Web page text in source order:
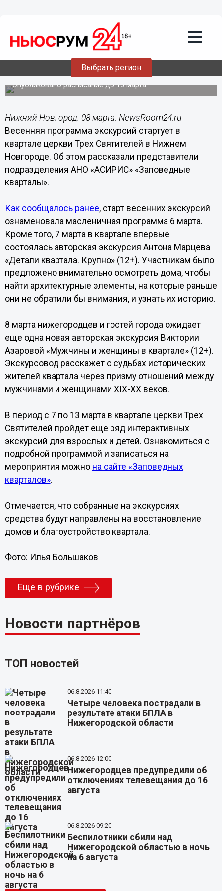
Выбрать регион
Весенняя программа экскурсий
стартует в квартале церкви Трех
Опубликовано расписание до 13 марта.
Нижний Новгород. 08 марта. NewsRoom24.ru -
Весенняя программа экскурсий стартует в
квартале церкви Трех Святителей в Нижнем
Новгороде. Об этом рассказали представители
подразделения АНО «АСИРИС» «Заповедные
кварталы».
Как сообщалось ранее, старт весенних экскурсий
ознаменовала масленичная программа 6 марта.
Кроме того, 7 марта в квартале впервые
состоялась авторская экскурсия Антона Марцева
«Детали квартала. Крупно» (12+). Участникам было
предложено внимательно осмотреть дома, чтобы
найти архитектурные элементы, на которые раньше
они не обратили бы внимания, и узнать их историю.
8 марта нижегородцев и гостей города ожидает
еще одна новая авторская экскурсия Виктории
Азаровой «Мужчины и женщины в квартале» (12+).
Экскурсовод расскажет о судьбах исторических
жителей квартала через призму отношений между
мужчинами и женщинами XIX-XX веков.
В период с 7 по 13 марта в квартале церкви Трех
Святителей пройдет еще ряд интерактивных
экскурсий для взрослых и детей. Ознакомиться с
подробной программой и записаться на
мероприятия можно на сайте «Заповедных
кварталов».
Отмечается, что собранные на экскурсиях
средства будут направлены на восстановление
домов и благоустройство квартала.
Фото: Илья Большаков
Еще в рубрике
Новости партнёров
ТОП новостей
06.8.2026 11:40
Четыре человека пострадали в
результате атаки БПЛА в
Нижегородской области
06.8.2026 12:00
Нижегородцев предупредили об
отключениях телевещания до 16
августа
06.8.2026 09:20
Беспилотники сбили над
Нижегородской областью в ночь
на 6 августа